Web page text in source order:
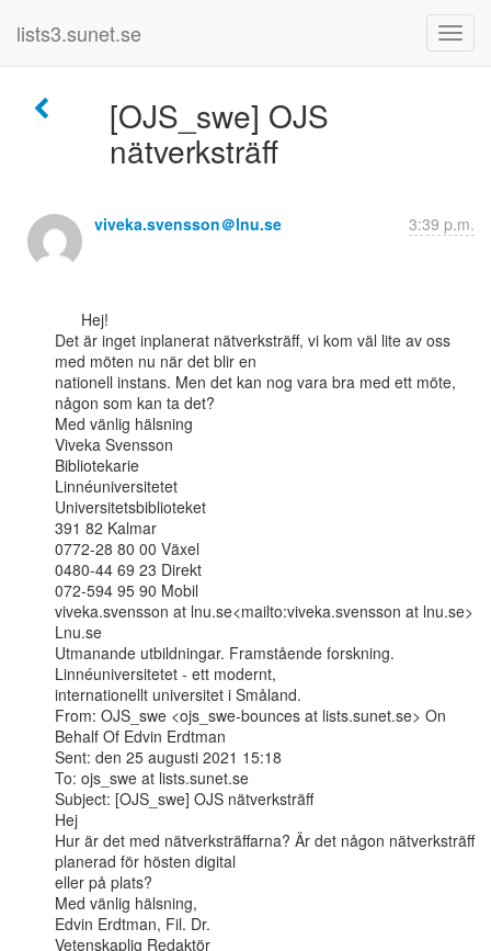
lists3.sunet.se
[OJS_swe] OJS
nätverksträff
viveka.svensson＠lnu.se 3:39 p.m.
Det är inget inplanerat nätverksträff, vi kom väl lite av oss
med möten nu när det blir en
nationell instans. Men det kan nog vara bra med ett möte,
någon som kan ta det?
Med vänlig hälsning
Viveka Svensson
Bibliotekarie
Linnéuniversitetet
Universitetsbiblioteket
391 82 Kalmar
0772-28 80 00 Växel
0480-44 69 23 Direkt
072-594 95 90 Mobil
viveka.svensson at lnu.se<mailto:viveka.svensson at lnu.se>
Lnu.se
Utmanande utbildningar. Framstående forskning.
Linnéuniversitetet - ett modernt,
internationellt universitet i Småland.
From: OJS_swe <ojs_swe-bounces at lists.sunet.se> On
Behalf Of Edvin Erdtman
Sent: den 25 augusti 2021 15:18
To: ojs_swe at lists.sunet.se
Subject: [OJS_swe] OJS nätverksträff
Hej
Hur är det med nätverksträffarna? Är det någon nätverksträff
planerad för hösten digital
eller på plats?
Med vänlig hälsning,
Edvin Erdtman, Fil. Dr.
Vetenskaplig Redaktör